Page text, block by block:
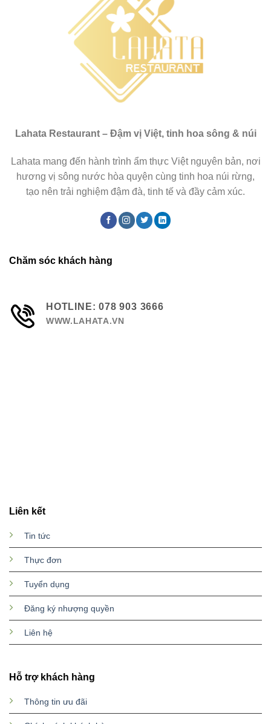
Lahata Restaurant – Đậm vị Việt, tinh hoa sông & núi
Lahata mang đến hành trình ẩm thực Việt nguyên bản, nơi
hương vị sông nước hòa quyện cùng tinh hoa núi rừng,
tạo nên trải nghiệm đậm đà, tinh tế và đầy cảm xúc.
Liên kết
Tin tức
Thực đơn
Tuyển dụng
Đăng ký nhượng quyền
Liên hệ
Hỗ trợ khách hàng
Thông tin ưu đãi
Chăm sóc khách hàng
HOTLINE: 078 903 3666
WWW.LAHATA.VN